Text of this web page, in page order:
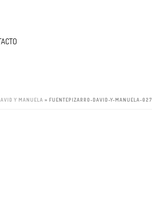
Y MANUELA » FUENTEPIZARRO-DAVID-Y-MANUELA-027